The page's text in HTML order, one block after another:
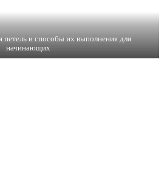
петель и способы их выполнения для
начинающих